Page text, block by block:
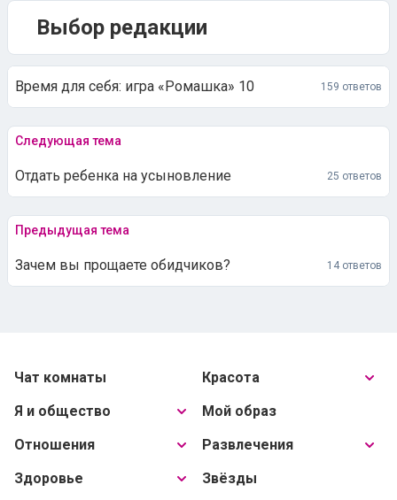
Выбор редакции
Время для себя: игра «Ромашка» 10 159 ответов
Следующая тема
Отдать ребенка на усыновление 25 ответов
Предыдущая тема
Зачем вы прощаете обидчиков? 14 ответов
Чат комнаты
Я и общество
Отношения
Здоровье
Красота
Мой образ
Развлечения
Звёзды